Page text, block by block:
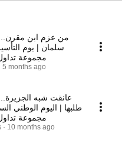
من عزم ابن
مجموعة
5 months ago
عانقت شبه الجزيرة..
مجموعة
10 months ago